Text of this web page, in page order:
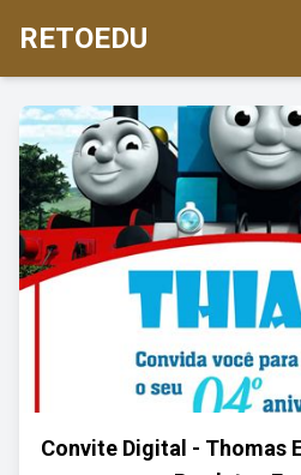
RETOEDU
Convite Digital - Thomas